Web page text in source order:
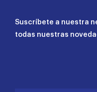
Suscríbete a nuestra
todas nuestras